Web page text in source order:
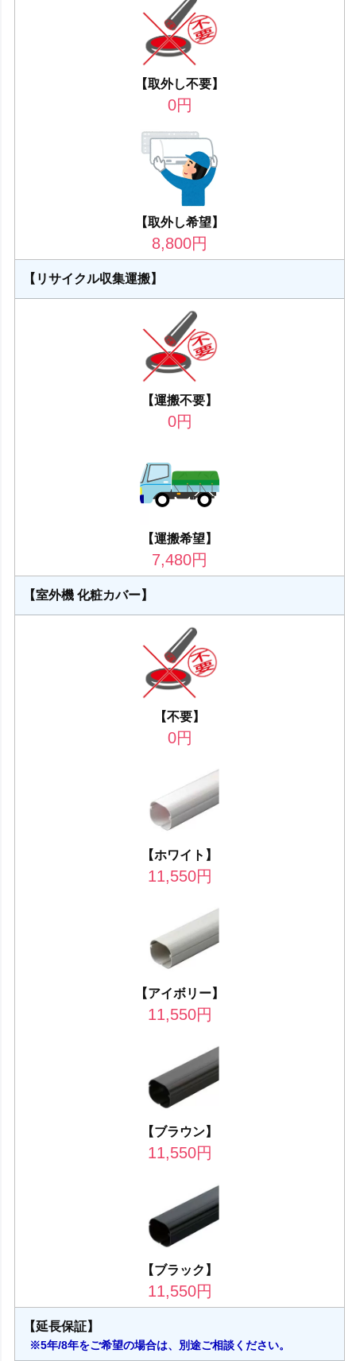
【取外し不要】
0円
【取外し希望】
8,800円
【リサイクル収集運搬】
【運搬不要】
0円
【運搬希望】
7,480円
【室外機 化粧カバー】
【不要】
0円
【ホワイト】
11,550円
【アイボリー】
11,550円
【ブラウン】
11,550円
【ブラック】
11,550円
【延長保証】
※5年/8年をご希望の場合は、別途ご相談ください。